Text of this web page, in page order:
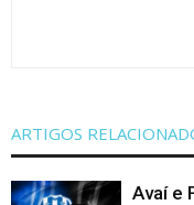
ARTIGOS
Avaí e